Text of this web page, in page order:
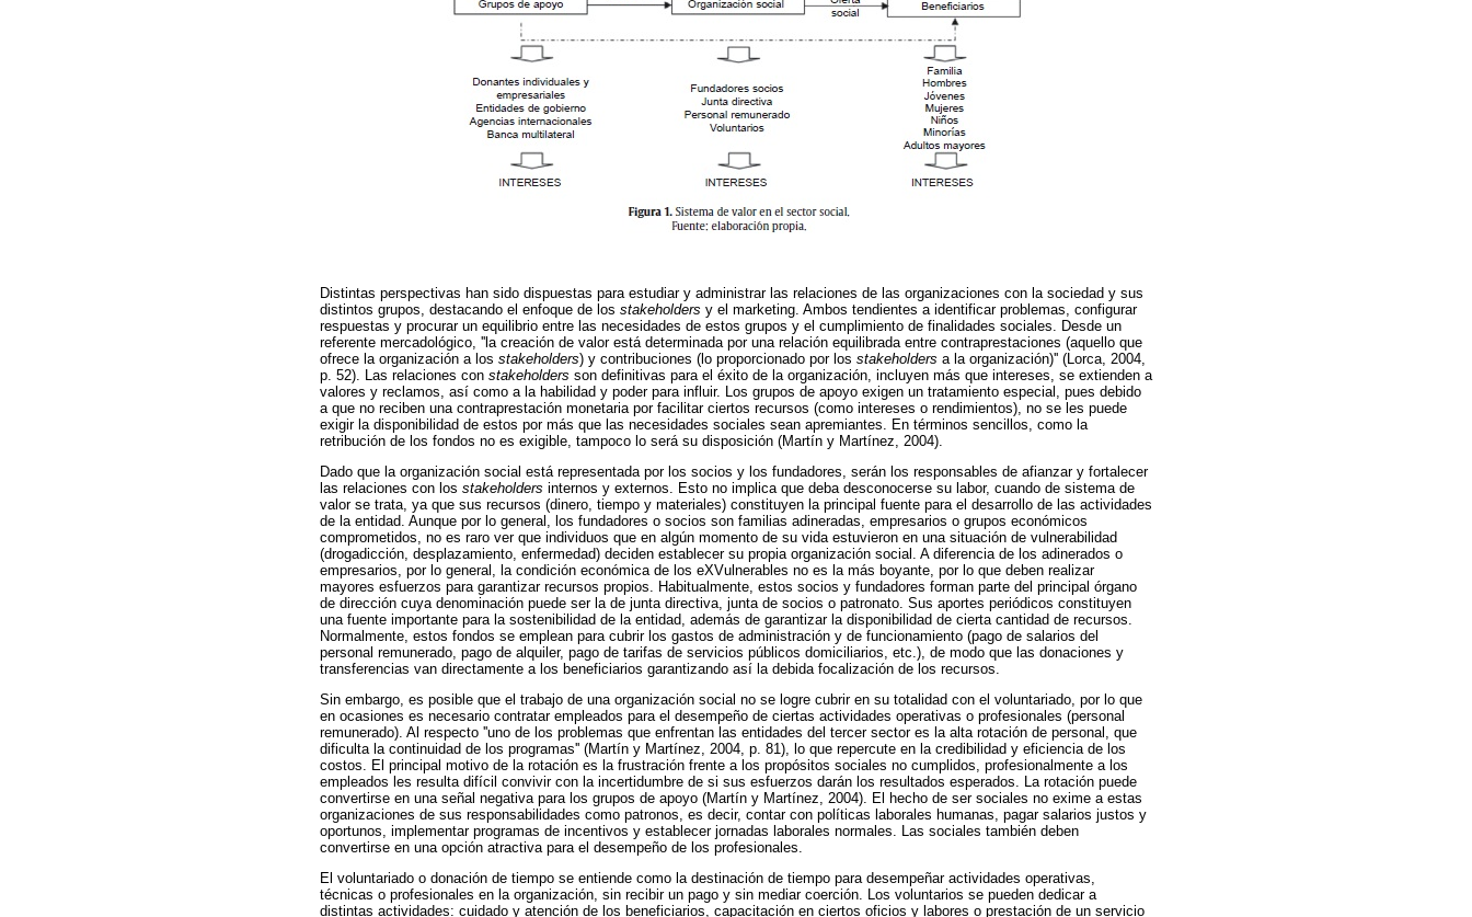
Distintas perspectivas han sido dispuestas para estudiar y administrar las relaciones de las organizaciones con la sociedad y sus
distintos grupos, destacando el enfoque de los stakeholders y el marketing. Ambos tendientes a identificar problemas, configurar
respuestas y procurar un equilibrio entre las necesidades de estos grupos y el cumplimiento de finalidades sociales. Desde un
referente mercadológico, ''la creación de valor está determinada por una relación equilibrada entre contraprestaciones (aquello que
ofrece la organización a los stakeholders) y contribuciones (lo proporcionado por los stakeholders a la organización)'' (Lorca, 2004,
p. 52). Las relaciones con stakeholders son definitivas para el éxito de la organización, incluyen más que intereses, se extienden a
valores y reclamos, así como a la habilidad y poder para influir. Los grupos de apoyo exigen un tratamiento especial, pues debido
a que no reciben una contraprestación monetaria por facilitar ciertos recursos (como intereses o rendimientos), no se les puede
exigir la disponibilidad de estos por más que las necesidades sociales sean apremiantes. En términos sencillos, como la
retribución de los fondos no es exigible, tampoco lo será su disposición (Martín y Martínez, 2004).
Dado que la organización social está representada por los socios y los fundadores, serán los responsables de afianzar y fortalecer
las relaciones con los stakeholders internos y externos. Esto no implica que deba desconocerse su labor, cuando de sistema de
valor se trata, ya que sus recursos (dinero, tiempo y materiales) constituyen la principal fuente para el desarrollo de las actividades
de la entidad. Aunque por lo general, los fundadores o socios son familias adineradas, empresarios o grupos económicos
comprometidos, no es raro ver que individuos que en algún momento de su vida estuvieron en una situación de vulnerabilidad
(drogadicción, desplazamiento, enfermedad) deciden establecer su propia organización social. A diferencia de los adinerados o
empresarios, por lo general, la condición económica de los eXVulnerables no es la más boyante, por lo que deben realizar
mayores esfuerzos para garantizar recursos propios. Habitualmente, estos socios y fundadores forman parte del principal órgano
de dirección cuya denominación puede ser la de junta directiva, junta de socios o patronato. Sus aportes periódicos constituyen
una fuente importante para la sostenibilidad de la entidad, además de garantizar la disponibilidad de cierta cantidad de recursos.
Normalmente, estos fondos se emplean para cubrir los gastos de administración y de funcionamiento (pago de salarios del
personal remunerado, pago de alquiler, pago de tarifas de servicios públicos domiciliarios, etc.), de modo que las donaciones y
transferencias van directamente a los beneficiarios garantizando así la debida focalización de los recursos.
Sin embargo, es posible que el trabajo de una organización social no se logre cubrir en su totalidad con el voluntariado, por lo que
en ocasiones es necesario contratar empleados para el desempeño de ciertas actividades operativas o profesionales (personal
remunerado). Al respecto ''uno de los problemas que enfrentan las entidades del tercer sector es la alta rotación de personal, que
dificulta la continuidad de los programas'' (Martín y Martínez, 2004, p. 81), lo que repercute en la credibilidad y eficiencia de los
costos. El principal motivo de la rotación es la frustración frente a los propósitos sociales no cumplidos, profesionalmente a los
empleados les resulta difícil convivir con la incertidumbre de si sus esfuerzos darán los resultados esperados. La rotación puede
convertirse en una señal negativa para los grupos de apoyo (Martín y Martínez, 2004). El hecho de ser sociales no exime a estas
organizaciones de sus responsabilidades como patronos, es decir, contar con políticas laborales humanas, pagar salarios justos y
oportunos, implementar programas de incentivos y establecer jornadas laborales normales. Las sociales también deben
convertirse en una opción atractiva para el desempeño de los profesionales.
El voluntariado o donación de tiempo se entiende como la destinación de tiempo para desempeñar actividades operativas,
técnicas o profesionales en la organización, sin recibir un pago y sin mediar coerción. Los voluntarios se pueden dedicar a
distintas actividades: cuidado y atención de los beneficiarios, capacitación en ciertos oficios y labores o prestación de un servicio